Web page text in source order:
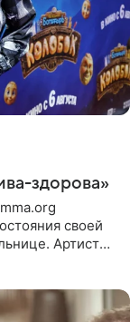
здорова»
своей
Артист